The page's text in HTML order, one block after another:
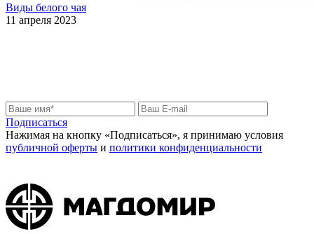
Виды белого чая
11 апреля 2023
Подписаться
Нажимая на кнопку «Подписаться», я принимаю условия
публичной оферты и политики конфиденциальности